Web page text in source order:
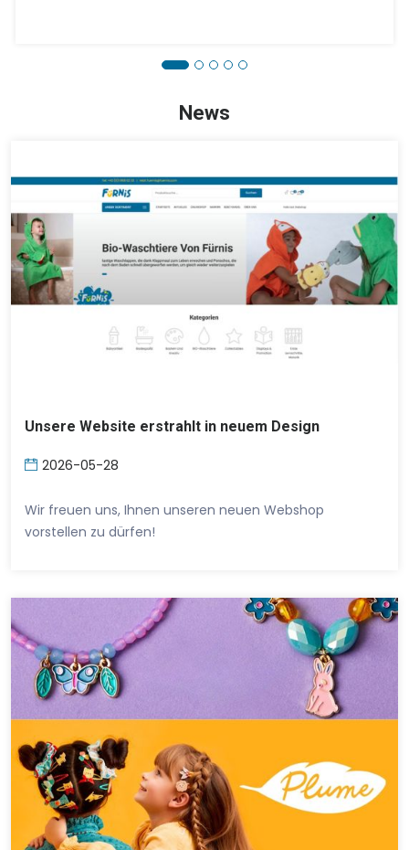
News
Unsere Website erstrahlt in neuem Design
2026-05-28
Wir freuen uns, Ihnen unseren neuen Webshop
vorstellen zu dürfen!